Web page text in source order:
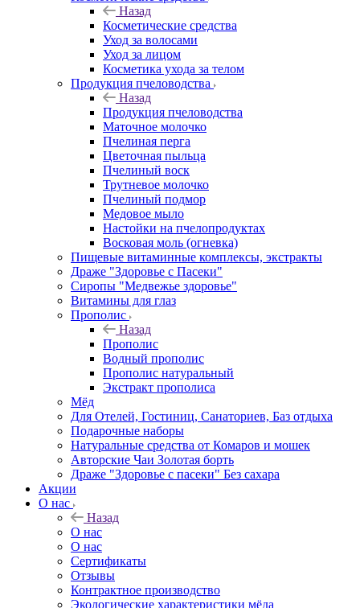
Назад
Косметические средства
Уход за волосами
Уход за лицом
Косметика ухода за телом
Продукция пчеловодства
Назад
Продукция пчеловодства
Маточное молочко
Пчелиная перга
Цветочная пыльца
Пчелиный воск
Трутневое молочко
Пчелиный подмор
Медовое мыло
Настойки на пчелопродуктах
Восковая моль (огневка)
Пищевые витаминные комплексы, экстракты
Драже "Здоровье с Пасеки"
Сиропы "Медвежье здоровье"
Витамины для глаз
Прополис
Назад
Прополис
Водный прополис
Прополис натуральный
Экстракт прополиса
Мёд
Для Отелей, Гостиниц, Санаториев, Баз отдыха
Подарочные наборы
Натуральные средства от Комаров и мошек
Авторские Чаи Золотая борть
Драже "Здоровье с пасеки" Без сахара
Акции
О нас
Назад
О нас
О нас
Сертификаты
Отзывы
Контрактное производство
Экологические характеристики мёда